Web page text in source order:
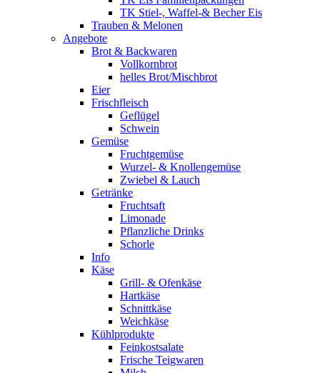
TK Stiel-, Waffel-& Becher Eis
Trauben & Melonen
Angebote
Brot & Backwaren
Vollkornbrot
helles Brot/Mischbrot
Eier
Frischfleisch
Geflügel
Schwein
Gemüse
Fruchtgemüse
Wurzel- & Knollengemüse
Zwiebel & Lauch
Getränke
Fruchtsaft
Limonade
Pflanzliche Drinks
Schorle
Info
Käse
Grill- & Ofenkäse
Hartkäse
Schnittkäse
Weichkäse
Kühlprodukte
Feinkostsalate
Frische Teigwaren